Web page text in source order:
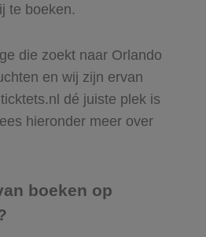
te boeken.
die zoekt naar Orlando
en wij zijn ervan
dé juiste plek is
hieronder meer over
boeken op